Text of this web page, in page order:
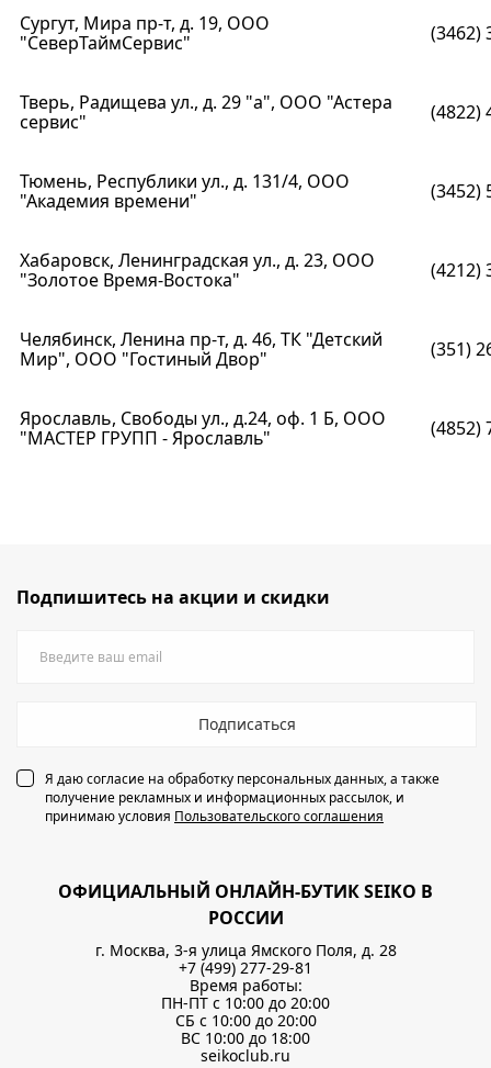
Сургут, Мира пр-т, д. 19, ООО
"СеверТаймСервис"
(3462)
Тверь, Радищева ул., д. 29 "а", ООО "Астера
сервис"
(4822)
Тюмень, Республики ул., д. 131/4, ООО
"Академия времени"
(3452)
Хабаровск, Ленинградская ул., д. 23, ООО
"Золотое Время-Востока"
(4212)
Челябинск, Ленина пр-т, д. 46, ТК "Детский
Мир", ООО "Гостиный Двор"
(351)
Ярославль, Свободы ул., д.24, оф. 1 Б, ООО
"МАСТЕР ГРУПП - Ярославль"
(4852)
Подпишитесь на акции и скидки
Подписаться
Я даю согласие на обработку персональных данных, а также
получение рекламных и информационных рассылок, и
принимаю условия Пользовательского соглашения
ОФИЦИАЛЬНЫЙ ОНЛАЙН-БУТИК SEIKO В
РОССИИ
г. Москва, 3-я улица Ямского Поля, д. 28
+7 (499) 277-29-81
Время работы:
ПН-ПТ с 10:00 до 20:00
СБ с 10:00 до 20:00
ВС 10:00 до 18:00
seikoclub.ru